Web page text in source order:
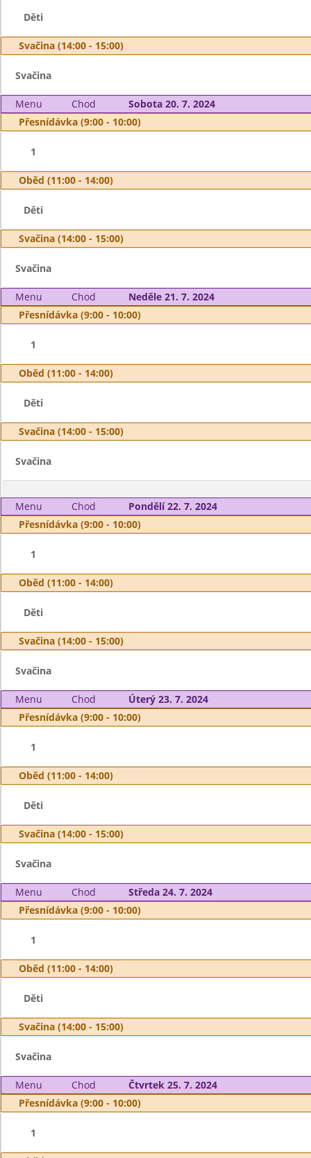
Děti
Svačina (14:00 - 15:00)
Svačina
Menu Chod
Sobota 20. 7. 2024
Přesnídávka (9:00 - 10:00)
1
Oběd (11:00 - 14:00)
Děti
Svačina (14:00 - 15:00)
Svačina
Menu Chod
Neděle 21. 7. 2024
Přesnídávka (9:00 - 10:00)
1
Oběd (11:00 - 14:00)
Děti
Svačina (14:00 - 15:00)
Svačina
Menu Chod
Pondělí 22. 7. 2024
Přesnídávka (9:00 - 10:00)
1
Oběd (11:00 - 14:00)
Děti
Svačina (14:00 - 15:00)
Svačina
Menu Chod
Úterý 23. 7. 2024
Přesnídávka (9:00 - 10:00)
1
Oběd (11:00 - 14:00)
Děti
Svačina (14:00 - 15:00)
Svačina
Menu Chod
Středa 24. 7. 2024
Přesnídávka (9:00 - 10:00)
1
Oběd (11:00 - 14:00)
Děti
Svačina (14:00 - 15:00)
Svačina
Menu Chod
Čtvrtek 25. 7. 2024
Přesnídávka (9:00 - 10:00)
1